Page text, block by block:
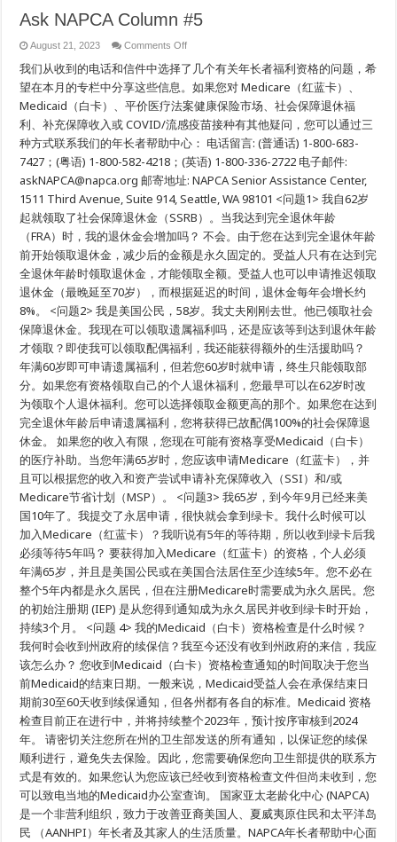
Ask NAPCA Column #5
August 21, 2023 Comments Offon
NAPCA
Column
#5
我们从收到的电话和信件中选择了几个有关年长者福利资格的问题，希
望在本月的专栏中分享这些信息。如果您对 Medicare（红蓝卡）、
Medicaid（白卡）、平价医疗法案健康保险市场、社会保障退休福
利、补充保障收入或 COVID/流感疫苗接种有其他疑问，您可以通过三
种方式联系我们的年长者帮助中心： 电话留言: (普通话) 1-800-683-
7427；(粤语) 1-800-582-4218；(英语) 1-800-336-2722 电子邮件:
askNAPCA@napca.org 邮寄地址: NAPCA Senior Assistance Center,
1511 Third Avenue, Suite 914, Seattle, WA 98101 <问题1> 我自62岁
起就领取了社会保障退休金（SSRB）。当我达到完全退休年龄
（FRA）时，我的退休金会增加吗？ 不会。由于您在达到完全退休年龄
前开始领取退休金，减少后的金额是永久固定的。受益人只有在达到完
全退休年龄时领取退休金，才能领取全额。受益人也可以申请推迟领取
退休金（最晚延至70岁），而根据延迟的时间，退休金每年会增长约
8%。 <问题2> 我是美国公民，58岁。我丈夫刚刚去世。他已领取社会
保障退休金。我现在可以领取遗属福利吗，还是应该等到达到退休年龄
才领取？即使我可以领取配偶福利，我还能获得额外的生活援助吗？
年满60岁即可申请遗属福利，但若您60岁时就申请，终生只能领取部
分。如果您有资格领取自己的个人退休福利，您最早可以在62岁时改
为领取个人退休福利。您可以选择领取金额更高的那个。如果您在达到
完全退休年龄后申请遗属福利，您将获得已故配偶100%的社会保障退
休金。 如果您的收入有限，您现在可能有资格享受Medicaid（白卡）
的医疗补助。当您年满65岁时，您应该申请Medicare（红蓝卡），并
且可以根据您的收入和资产尝试申请补充保障收入（SSI）和/或
Medicare节省计划（MSP）。 <问题3> 我65岁，到今年9月已经来美
国10年了。我提交了永居申请，很快就会拿到绿卡。我什么时候可以
加入Medicare（红蓝卡）？我听说有5年的等待期，所以收到绿卡后我
必须等待5年吗？ 要获得加入Medicare（红蓝卡）的资格，个人必须
年满65岁，并且是美国公民或在美国合法居住至少连续5年。您不必在
整个5年内都是永久居民，但在注册Medicare时需要成为永久居民。您
的初始注册期 (IEP) 是从您得到通知成为永久居民并收到绿卡时开始，
持续3个月。 <问题 4> 我的Medicaid（白卡）资格检查是什么时候？
我何时会收到州政府的续保信？我至今还没有收到州政府的来信，我应
该怎么办？ 您收到Medicaid（白卡）资格检查通知的时间取决于您当
前Medicaid的结束日期。一般来说，Medicaid受益人会在承保结束日
期前30至60天收到续保通知，但各州都有各自的标准。Medicaid 资格
检查目前正在进行中，并将持续整个2023年，预计按序审核到2024
年。 请密切关注您所在州的卫生部发送的所有通知，以保证您的续保
顺利进行，避免失去保险。因此，您需要确保您向卫生部提供的联系方
式是有效的。如果您认为您应该已经收到资格检查文件但尚未收到，您
可以致电当地的Medicaid办公室查询。 国家亚太老龄化中心 (NAPCA)
是一个非营利组织，致力于改善亚裔美国人、夏威夷原住民和太平洋岛
民 （AANHPI）年长者及其家人的生活质量。NAPCA年长者帮助中心面